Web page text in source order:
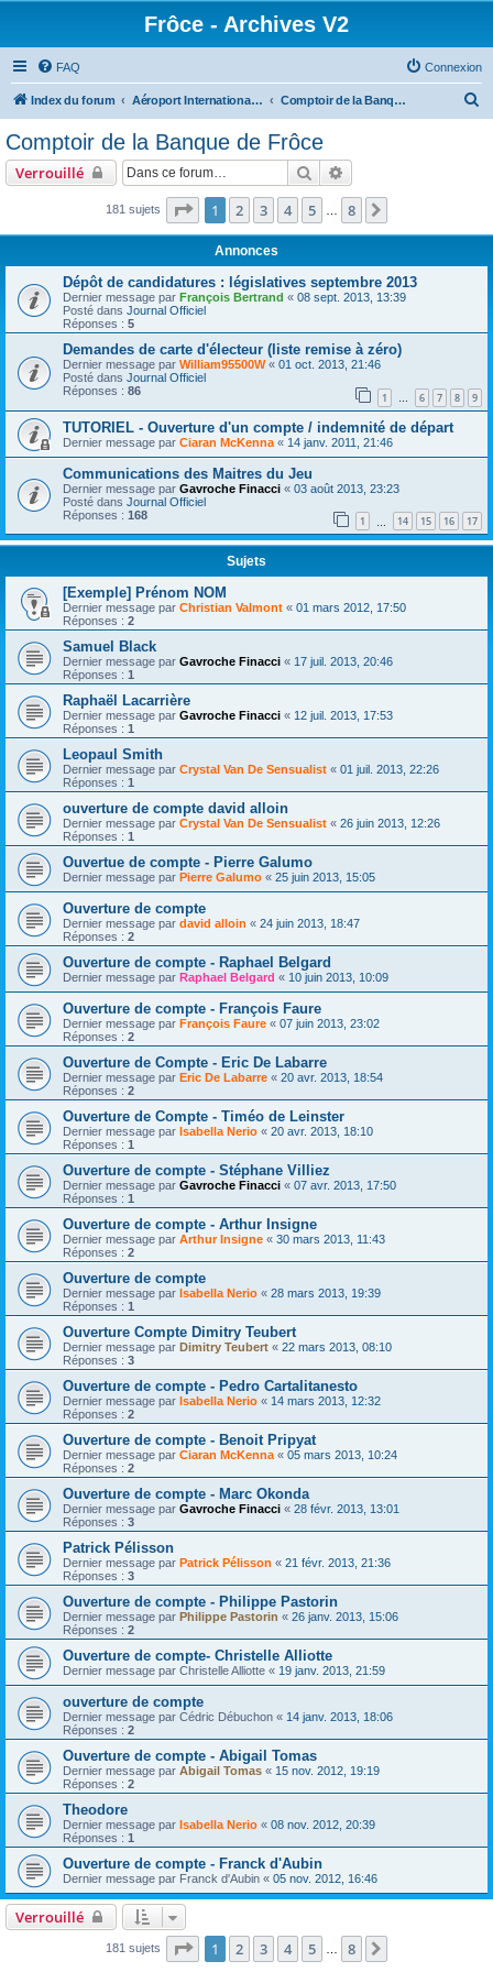
Frôce - Archives V2
FAQ Connexion
Index du forum Aéroport International Thomas Rolland Comptoir de la Banque de Frôce
r
Comptoir de la Banque de Frôce
Verrouillé Rechercher
181 sujets Page 1sur8
1 2 3 4 5 8
Annonces
Dépôt de candidatures : législatives septembre 2013
Dernier message par François Bertrand « 08 sept. 2013, 13:39
Posté dans Journal Officiel
Réponses : 5
Demandes de carte d'électeur (liste remise à zéro)
Dernier message par William95500W« 01 oct. 2013, 21:46
Posté dans Journal Officiel
Réponses : 86 1 … 6 7 8 9
TUTORIEL - Ouverture d'un compte / indemnité de départ
Dernier message par Ciaran McKenna « 14 janv. 2011, 21:46
Communications des Maitres du Jeu
Dernier message par Gavroche Finacci « 03 août 2013, 23:23
Posté dans Journal Officiel
Réponses : 168 1 14 15 16 17
Sujets
[Exemple] Prénom NOM
Dernier message par Christian Valmont « 01 mars 2012, 17:50
Réponses : 2
Samuel Black
Dernier message par Gavroche Finacci « 17 juil. 2013, 20:46
Réponses : 1
Raphaël Lacarrière
Dernier message par Gavroche Finacci « 12 juil. 2013, 17:53
Réponses : 1
Leopaul Smith
Dernier message par Crystal Van De Sensualist « 01 juil. 2013, 22:26
Réponses : 1
ouverture de compte david alloin
Dernier message par Crystal Van De Sensualist « 26 juin 2013, 12:26
Réponses : 1
Ouvertue de compte - Pierre Galumo
Dernier message par Pierre Galumo « 25 juin 2013, 15:05
Ouverture de compte
Dernier message par david alloin « 24 juin 2013, 18:47
Réponses : 2
Ouverture de compte - Raphael Belgard
Dernier message par Raphael Belgard « 10 juin 2013, 10:09
Ouverture de compte - François Faure
Dernier message par François Faure « 07 juin 2013, 23:02
Réponses : 2
Ouverture de Compte - Eric De Labarre
Dernier message par Eric De Labarre « 20 avr. 2013, 18:54
Réponses : 2
Ouverture de Compte - Timéo de Leinster
Dernier message par Isabella Nerio « 20 avr. 2013, 18:10
Réponses : 1
Ouverture de compte - Stéphane Villiez
Dernier message par Gavroche Finacci « 07 avr. 2013, 17:50
Réponses : 1
Ouverture de compte - Arthur Insigne
Dernier message par Arthur Insigne « 30 mars 2013, 11:43
Réponses : 2
Ouverture de compte
Dernier message par Isabella Nerio « 28 mars 2013, 19:39
Réponses : 1
Ouverture Compte Dimitry Teubert
Dernier message par Dimitry Teubert « 22 mars 2013, 08:10
Réponses : 3
Ouverture de compte - Pedro Cartalitanesto
Dernier message par Isabella Nerio « 14 mars 2013, 12:32
Réponses : 2
Ouverture de compte - Benoit Pripyat
Dernier message par Ciaran McKenna « 05 mars 2013, 10:24
Réponses : 2
Ouverture de compte - Marc Okonda
Dernier message par Gavroche Finacci « 28 févr. 2013, 13:01
Réponses : 3
Patrick Pélisson
Dernier message par Patrick Pélisson « 21 févr. 2013, 21:36
Réponses : 3
Ouverture de compte - Philippe Pastorin
Dernier message par Philippe Pastorin « 26 janv. 2013, 15:06
Réponses : 2
Ouverture de compte- Christelle Alliotte
Dernier message par Christelle Alliotte « 19 janv. 2013, 21:59
ouverture de compte
Dernier message par Cédric Débuchon « 14 janv. 2013, 18:06
Réponses : 2
Ouverture de compte - Abigail Tomas
Dernier message par Abigail Tomas « 15 nov. 2012, 19:19
Réponses : 2
Theodore
Dernier message par Isabella Nerio « 08 nov. 2012, 20:39
Réponses : 1
Ouverture de compte - Franck d'Aubin
Dernier message par Franck d'Aubin « 05 nov. 2012, 16:46
Verrouillé
181 sujets Page 1sur8
1 2 3 4 5 8